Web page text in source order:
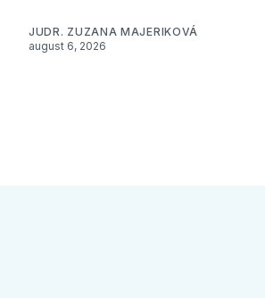
JUDR. ZUZANA MAJERIKOVÁ
august 6, 2026